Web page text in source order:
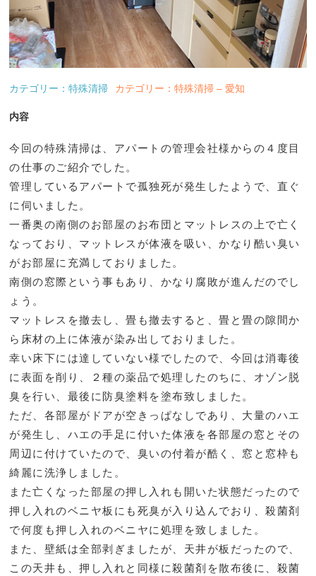
カテゴリー：特殊清掃 カテゴリー：特殊清掃 – 愛知
内容
今回の特殊清掃は、アパートの管理会社様からの４度目
の仕事のご紹介でした。
管理しているアパートで孤独死が発生したようで、直ぐ
に伺いました。
一番奥の南側のお部屋のお布団とマットレスの上で亡く
なっており、マットレスが体液を吸い、かなり酷い臭い
がお部屋に充満しておりました。
南側の窓際という事もあり、かなり腐敗が進んだのでし
ょう。
マットレスを撤去し、畳も撤去すると、畳と畳の隙間か
ら床材の上に体液が染み出しておりました。
幸い床下には達していない様でしたので、今回は消毒後
に表面を削り、２種の薬品で処理したのちに、オゾン脱
臭を行い、最後に防臭塗料を塗布致しました。
ただ、各部屋がドアが空きっぱなしであり、大量のハエ
が発生し、ハエの手足に付いた体液を各部屋の窓とその
周辺に付けていたので、臭いの付着が酷く、窓と窓枠も
綺麗に洗浄しました。
また亡くなった部屋の押し入れも開いた状態だったので
押し入れのベニヤ板にも死臭が入り込んでおり、殺菌剤
で何度も押し入れのベニヤに処理を致しました。
また、壁紙は全部剥ぎましたが、天井が板だったので、
この天井も、押し入れと同様に殺菌剤を散布後に、殺菌